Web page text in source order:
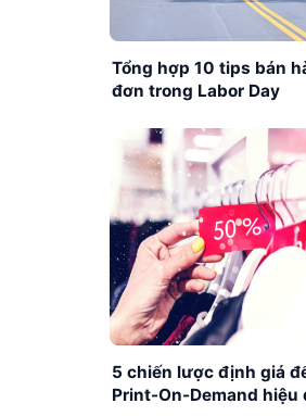
Tổng hợp 10 tips bán
đơn trong Labor Day
5 chiến lược định giá
Print-On-Demand hiệu